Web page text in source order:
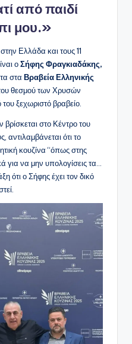
από παιδί
μου.»
Ελλάδα και τους 11
οΣήφης Φραγκιαδάκης,
στα Βραβεία Ελληνικής
του θεσμού των Χρυσών
ξεχωριστό βραβείο.
βρίσκεται στο Κέντρο του
ότι το
κουζίνα “όπως στης
για να μην υπολογίσεις τα…
ότι ο Σήφης έχει τον δικό